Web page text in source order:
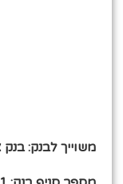
משוייך לבנק: